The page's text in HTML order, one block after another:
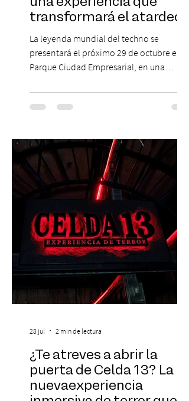
transformará el atardecer
del jueves en una
celebración de música
electrónica
La leyenda mundial del techno se
presentará el próximo 29 de octubre en
Parque Ciudad Empresarial, en una
vivir una jornada de música, comunidad y
cultura electrónica desde las 18:00 horas.
viernes 31 de julio, a las 13:00 horas, a
través de Passline. Hay artistas que marcan
una época y otros que construyen la
historia. Carl Cox pertenece a esta última
categoría. Considerado una de las figura
¿Te atreves a abrir la
puerta de Celda 13? La
nuevaexperiencia
28 jul 2 min de lectura